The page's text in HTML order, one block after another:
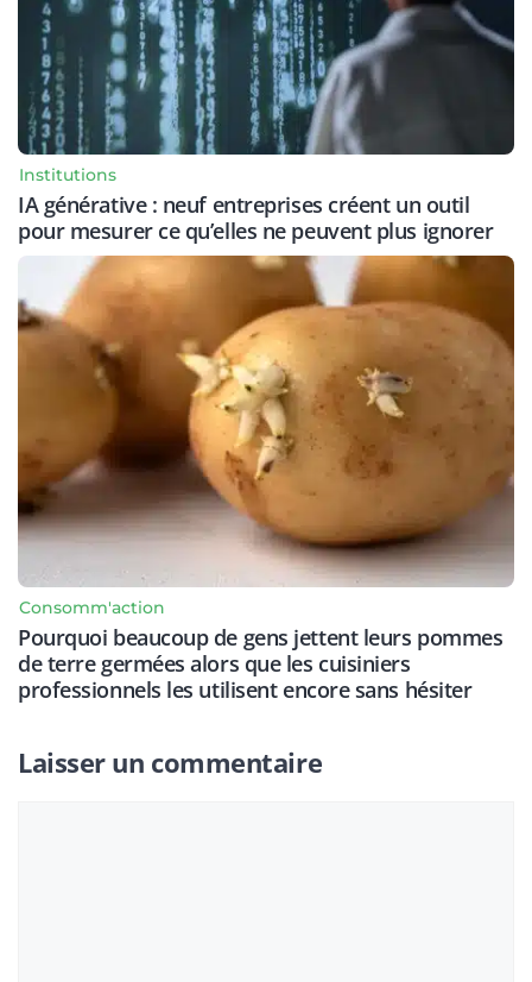
Institutions
IA générative : neuf entreprises créent un outil
pour mesurer ce qu’elles ne peuvent plus ignorer
Consomm'action
Pourquoi beaucoup de gens jettent leurs pommes
de terre germées alors que les cuisiniers
professionnels les utilisent encore sans hésiter
Laisser un commentaire